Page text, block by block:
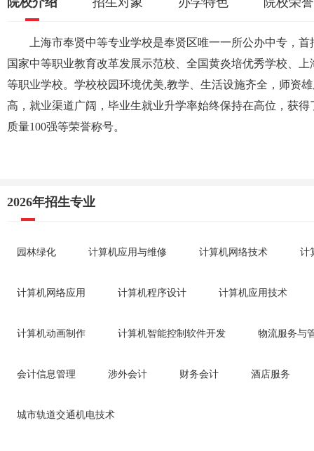
上海市奉贤中等专业学校是奉贤区唯一一所公办中专，
国家中等职业教育改革发展示范校、全国黄炎培优秀学校、
等职业学校。学校校园环境优美,教学、生活设施齐全，师资
高，就业渠道广阔，毕业生就业升学率始终保持在高位，获得
质量100强等荣誉称号。
2026年招生专业
园林绿化 计算机应用与维修 计算机网络技术 计
计算机网络应用 计算机程序设计 计算机应用技术
计算机动画制作 计算机智能控制软件开发 物流服务与
会计信息管理 涉外会计 财务会计 酒店服务
城市轨道交通机电技术